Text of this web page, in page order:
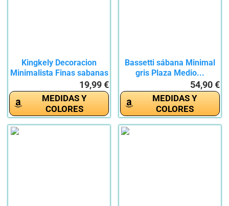
Kingkely Decoracion
Minimalista Finas sabanas
19,99 €
MEDIDAS Y
COLORES
Bassetti sábana Minimal
gris Plaza Medio...
54,90 €
MEDIDAS Y
COLORES